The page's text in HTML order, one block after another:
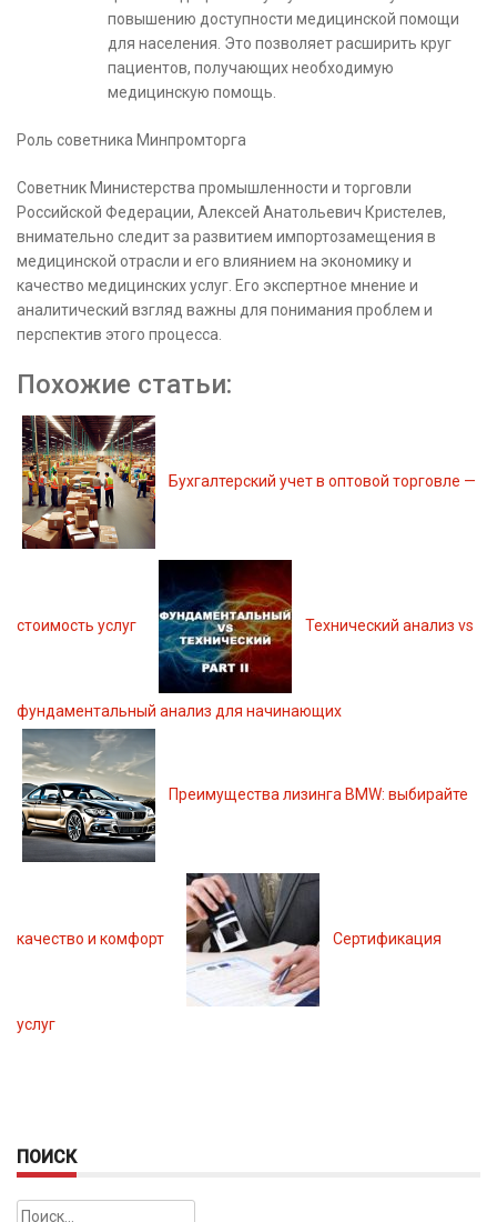
повышению доступности медицинской помощи
для населения. Это позволяет расширить круг
пациентов, получающих необходимую
медицинскую помощь.
Роль советника Минпромторга
Советник Министерства промышленности и торговли
Российской Федерации, Алексей Анатольевич Кристелев,
внимательно следит за развитием импортозамещения в
медицинской отрасли и его влиянием на экономику и
качество медицинских услуг. Его экспертное мнение и
аналитический взгляд важны для понимания проблем и
перспектив этого процесса.
Похожие статьи:
Бухгалтерский учет в оптовой торговле —
стоимость услуг Технический анализ vs
фундаментальный анализ для начинающих
Преимущества лизинга BMW: выбирайте
качество и комфорт Сертификация
услуг
ПОИСК
Найти: